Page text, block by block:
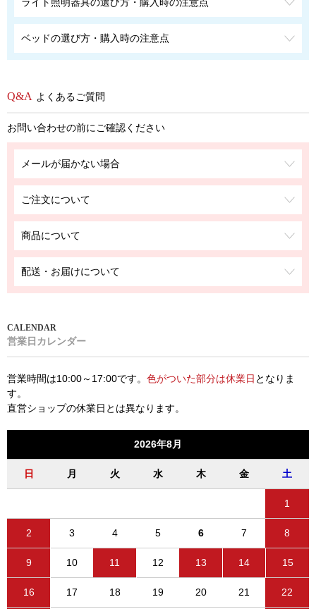
ベッドの選び方・購入時の注意点
よくあるご質問
お問い合わせの前にご確認ください
メールが届かない場合
ご注文について
商品について
配送・お届けについて
営業日カレンダー
営業時間は10:00～17:00です。 色がついた部分は休業日 となりま
す。
直営ショップの休業日とは異なります。
2026年8月
日 月 火 水 木 金 土
1
2 3 4 5 6 7 8
9 10 11 12 13 14 15
16 17 18 19 20 21 22